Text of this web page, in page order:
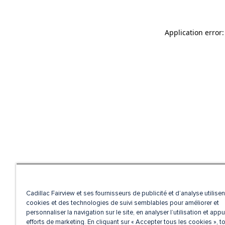
Application
Cadillac Fairview et ses fournisseurs de publicité et d’analyse
cookies et des technologies de suivi semblables pour améliorer et
personnaliser la navigation sur le site, en analyser l’utilisation et
efforts de marketing. En cliquant sur « Accepter tous les cookies »,